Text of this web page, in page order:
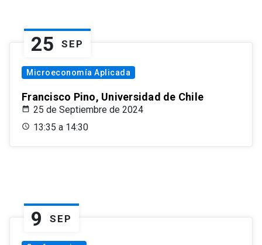
25 SEP
Microeconomía Aplicada
Francisco Pino, Universidad de Chile
25 de Septiembre de 2024
13:35 a 14:30
9 SEP